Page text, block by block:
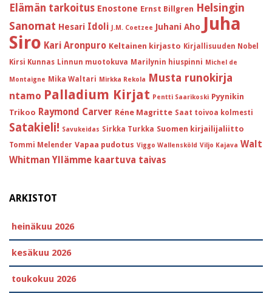
Elämän tarkoitus Enostone Ernst Billgren Helsingin
Sanomat Hesari Idoli J.M. Coetzee Juhani Aho Juha
Siro Kari Aronpuro Keltainen kirjasto Kirjallisuuden Nobel
Kirsi Kunnas Linnun muotokuva Marilynin hiuspinni Michel de
Montaigne Mika Waltari Mirkka Rekola Musta runokirja
ntamo Palladium Kirjat Pentti Saarikoski Pyynikin
Trikoo Raymond Carver Réne Magritte Saat toivoa kolmesti
Satakieli! Savukeidas Sirkka Turkka Suomen kirjailijaliitto
Tommi Melender Vapaa pudotus Viggo Wallensköld Viljo Kajava Walt
Whitman Yllämme kaartuva taivas
ARKISTOT
heinäkuu 2026
kesäkuu 2026
toukokuu 2026